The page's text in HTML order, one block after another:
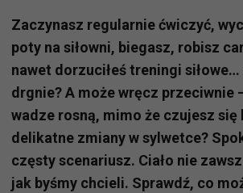
Zaczynasz regularnie ćwiczyć,
poty na siłowni, biegasz, robisz
nawet dorzuciłeś treningi siłowe…
drgnie? A może wręcz przeciwnie
wadze rosną, mimo że czujesz
delikatne zmiany w sylwetce?
częsty scenariusz. Ciało nie
jak byśmy chcieli. Sprawdź, co